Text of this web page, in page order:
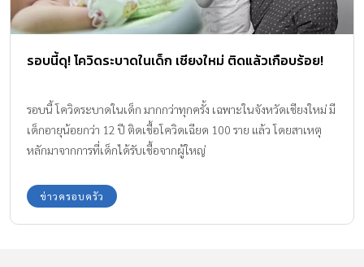
รอบนี้ดุ! โควิดระบาดในเด็ก เชียงใหม่ ติดแล้วเกือบร้อย!
รอบนี้ โควิดระบาดในเด็ก มากกว่าทุกครั้ง เฉพาะในจังหวัดเชียงใหม่ มี
เด็กอายุน้อยกว่า 12 ปี ติดเชื้อโควิดเฉียด 100 ราย แล้ว โดยสาเหตุ
หลักมาจากการที่เด็กได้รับเชื้อจากผู้ใหญ่
ข่าวครอบครัว